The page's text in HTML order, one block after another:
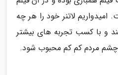
امیدواریم لاتنر خود را هر چه
و با کسب تجربه های بیشتر
مردم کم کم محبوب شود.